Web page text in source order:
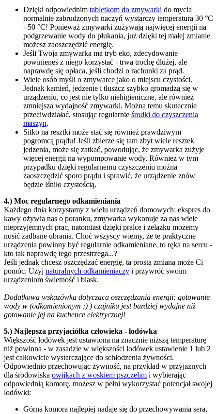
Dzięki odpowiednim tabletkom do zmywarki do mycia
normalnie zabrudzonych naczyń wystarczy temperatura 30 °C
- 50 °C! Ponieważ zmywarki zużywają najwięcej energii na
podgrzewanie wody do płukania, już dzięki tej małej zmianie
możesz zaoszczędzić energię.
Jeśli Twoja zmywarka ma tryb eko, zdecydowanie
powinieneś z niego korzystać - trwa trochę dłużej, ale
naprawdę się opłaca, jeśli chodzi o rachunki za prąd.
Wiele osób myśli o zmywarce jako o miejscu czystości.
Jednak kamień, jedzenie i tłuszcz szybko gromadzą się w
urządzeniu, co jest nie tylko niehigieniczne, ale również
zmniejsza wydajność zmywarki. Można temu skutecznie
przeciwdziałać, stosując regularnie środki do czyszczenia
maszyn.
Sitko na resztki może stać się również prawdziwym
pogromcą prądu! Jeśli zbierze się tam zbyt wiele resztek
jedzenia, może się zatkać, powodując, że zmywarka zużyje
więcej energii na wypompowanie wody. Również w tym
przypadku dzięki regularnemu czyszczeniu można
zaoszczędzić sporo prądu i sprawić, że urządzenie znów
będzie lśniło czystością.
4.) Moc regularnego odkamieniania
Każdego dnia korzystamy z wielu urządzeń domowych: ekspres do
kawy ożywia nas o poranku, zmywarka wykonuje za nas wiele
nieprzyjemnych prac, natomiast dzięki pralce i żelazku możemy
nosić zadbane ubrania. Choć wszyscy wiemy, że te praktyczne
urządzenia powinny być regularnie odkamieniane, to ręka na sercu -
kto tak naprawdę tego przestrzega...?
Jeśli jednak chcesz oszczędzać energię, ta prosta zmiana może Ci
pomóc. Użyj naturalnych odkamieniaczy i przywróć swoim
urządzeniom świetność i blask.
Dodatkowa wskazówka dotycząca oszczędzania energii: gotowanie
wody w (odkamienionym ;) ) czajniku jest bardziej wydajne niż
gotowanie jej na kuchence elektrycznej!
5.) Najlepsza przyjaciółka człowieka - lodówka
Większość lodówek jest ustawiona na znacznie niższą temperaturę
niż powinna - w zasadzie w większości lodówek ustawienie 1 lub 2
jest całkowicie wystarczające do schłodzenia żywności.
Odpowiednio przechowując żywność, na przykład w przyjaznych
dla środowiska owijkach z woskiem pszczelim i wybierając
odpowiednią komorę, możesz w pełni wykorzystać potencjał swojej
lodówki:
Górna komora najlepiej nadaje się do przechowywania sera,